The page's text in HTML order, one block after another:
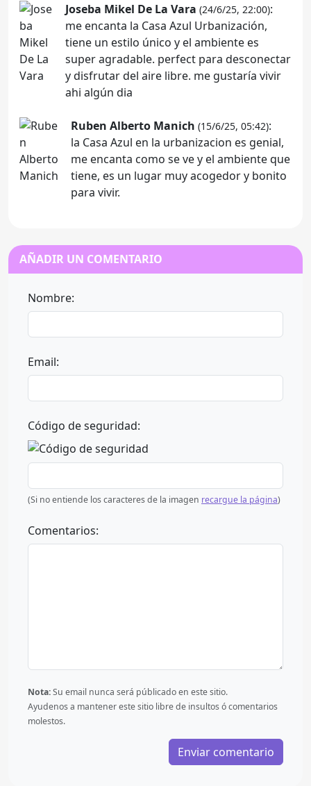
Joseba Mikel De La Vara (24/6/25, 22:00):
me encanta la Casa Azul Urbanización,
tiene un estilo único y el ambiente es
super agradable. perfect para desconectar
y disfrutar del aire libre. me gustaría vivir
ahi algún dia
Ruben Alberto Manich (15/6/25, 05:42):
la Casa Azul en la urbanizacion es genial,
me encanta como se ve y el ambiente que
tiene, es un lugar muy acogedor y bonito
para vivir.
AÑADIR UN COMENTARIO
Nombre:
Email:
Código de seguridad:
(Si no entiende los caracteres de la imagen recargue la página)
Comentarios:
Nota:Su email nunca será públicado en este sitio.
Ayudenos a mantener este sitio libre de insultos ó comentarios
molestos.